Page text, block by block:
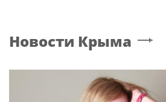
Новости Крыма